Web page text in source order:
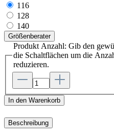
116
128
140
Größenberater
Produkt Anzahl: Gib den
die Schaltflächen um die
reduzieren.
In den Warenkorb
Beschreibung